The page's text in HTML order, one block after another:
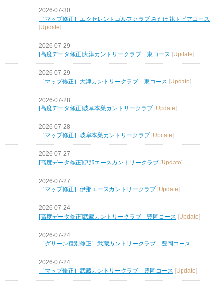
2026-07-30
［マップ修正］エクセレントゴルフクラブ みたけ花トピアコース
[Update]
2026-07-29
[高度データ修正]大津カントリークラブ 東コース [Update]
2026-07-29
［マップ修正］大津カントリークラブ 東コース [Update]
2026-07-28
[高度データ修正]岐阜本巣カントリークラブ [Update]
2026-07-28
［マップ修正］岐阜本巣カントリークラブ
Update
2026-07-27
[高度データ修正]伊那エースカントリークラブ [Update]
2026-07-27
［マップ修正］伊那エースカントリークラブ
Update
2026-07-24
[高度データ修正]武蔵カントリークラブ 豊岡コース [Update]
2026-07-24
［グリーン種別修正］武蔵カントリークラブ 豊岡コース
2026-07-24
［マップ修正］武蔵カントリークラブ 豊岡コース [Update]